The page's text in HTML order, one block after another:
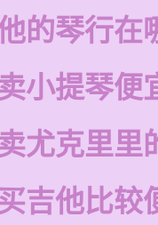
的琴行在
小提琴便
尤克里里
吉他比较